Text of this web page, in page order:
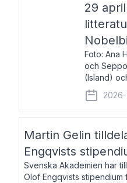
29
Foto: Ana
och
(Island)
läser ur
John
färöiska,
Martin Gelin
Engqvists
Svenska Akademien har
Olof Engqvists stipendium